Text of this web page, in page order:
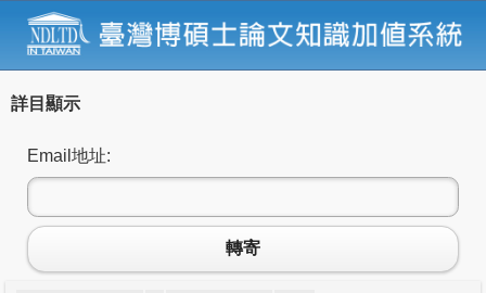
詳目顯示
Email地址:
轉寄